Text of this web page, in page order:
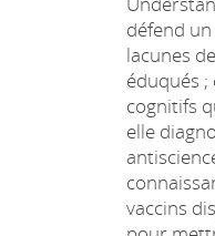
défend
lacunes
éduqués
cognitifs
elle
vaccins